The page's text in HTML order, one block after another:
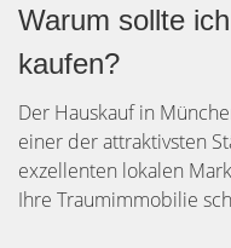
Warum sollte
kaufen?
Der Hauskauf in
einer der attraktivsten
exzellenten lokalen
Ihre Traumimmobilie